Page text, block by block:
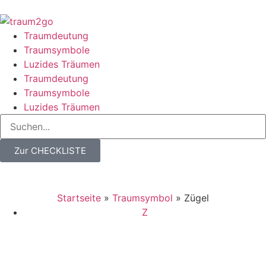
Traumdeutung
Traumsymbole
Luzides Träumen
Traumdeutung
Traumsymbole
Luzides Träumen
Zur CHECKLISTE
Startseite » Traumsymbol » Zügel
Z